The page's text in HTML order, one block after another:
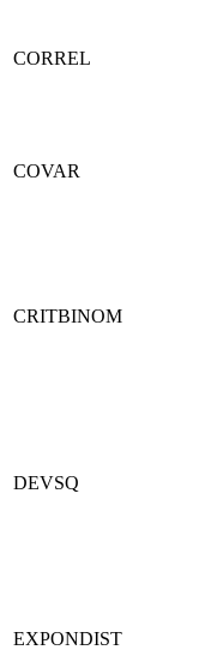
CORREL
COVAR
CRITBINOM
DEVSQ
EXPONDIST